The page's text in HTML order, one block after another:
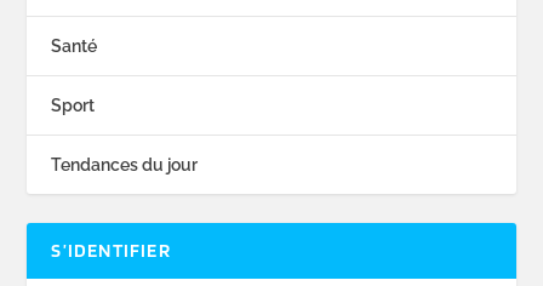
Santé
Sport
Tendances du jour
S’IDENTIFIER